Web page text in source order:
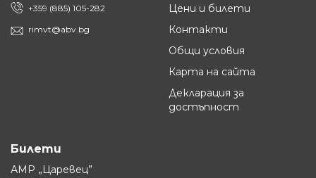
+359 (885) 105-282
rimvt@abv.bg
Цени и билети
Контакти
Общи условия
Карта на сайта
Декларация за
достъпност
Билети
АМР „Царевец”